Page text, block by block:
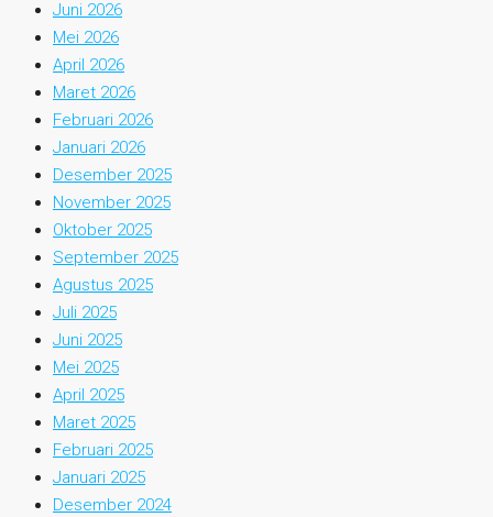
Juni 2026
Mei 2026
April 2026
Maret 2026
Februari 2026
Januari 2026
Desember 2025
November 2025
Oktober 2025
September 2025
Agustus 2025
Juli 2025
Juni 2025
Mei 2025
April 2025
Maret 2025
Februari 2025
Januari 2025
Desember 2024